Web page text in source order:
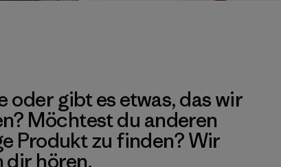
oder gibt es etwas, das wir
Möchtest du anderen
Produkt zu finden? Wir
dir hören.